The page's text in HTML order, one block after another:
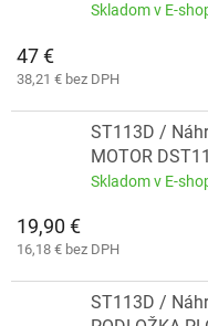
Skladom v E-
47 €
38,21 € bez DPH
ST113D /
MOTOR
Skladom v E-
19,90 €
16,18 € bez DPH
ST113D /